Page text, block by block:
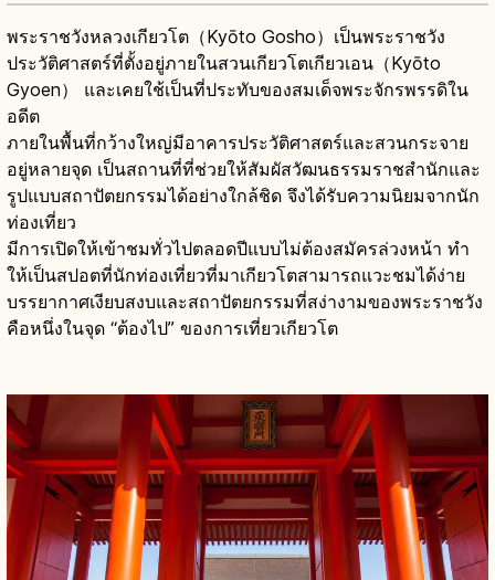
พระราชวังหลวงเกียวโต（Kyōto Gosho）เป็นพระราชวัง
ประวัติศาสตร์ที่ตั้งอยู่ภายในสวนเกียวโตเกียวเอน（Kyōto
Gyoen） และเคยใช้เป็นที่ประทับของสมเด็จพระจักรพรรดิใน
อดีต
ภายในพื้นที่กว้างใหญ่มีอาคารประวัติศาสตร์และสวนกระจาย
อยู่หลายจุด เป็นสถานที่ที่ช่วยให้สัมผัสวัฒนธรรมราชสำนักและ
รูปแบบสถาปัตยกรรมได้อย่างใกล้ชิด จึงได้รับความนิยมจากนัก
ท่องเที่ยว
มีการเปิดให้เข้าชมทั่วไปตลอดปีแบบไม่ต้องสมัครล่วงหน้า ทำ
ให้เป็นสปอตที่นักท่องเที่ยวที่มาเกียวโตสามารถแวะชมได้ง่าย
บรรยากาศเงียบสงบและสถาปัตยกรรมที่สง่างามของพระราชวัง
คือหนึ่งในจุด “ต้องไป” ของการเที่ยวเกียวโต